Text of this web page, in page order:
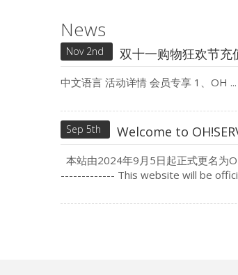
News
Nov 2nd 双十一购物狂欢节
中文语言 活动详情 会员专享 1、OH ...
Sep 5th Welcome to
本站由2024年9月5日起正式更名为
------------- This website will be